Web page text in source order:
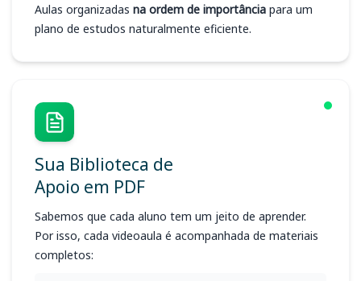
Aulas organizadas na ordem de importância para um
plano de estudos naturalmente eficiente.
Sua Biblioteca de
Apoio em PDF
Sabemos que cada aluno tem um jeito de aprender.
Por isso, cada videoaula é acompanhada de materiais
completos: